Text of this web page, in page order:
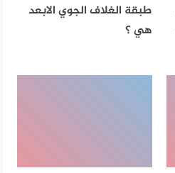
طبقة الغلاف الجوي الابعد
هي ؟